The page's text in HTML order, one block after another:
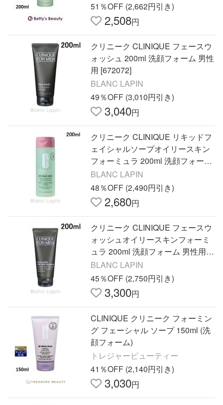
51％OFF (2,662円引き)
2,508円
クリニーク CLINIQUE フェースウ
ォッシュ 200ml 洗顔フォーム 男性
用 [672072]
BLANC LAPIN
49％OFF (3,010円引き)
3,040円
クリニーク CLINIQUE リキッドフ
ェイシャルソープオイリースキン
フォーミュラ 200ml 洗顔フォーム
[227685]
BLANC LAPIN
48％OFF (2,490円引き)
2,680円
クリニーク CLINIQUE フェースウ
ォッシュオイリースキンフォーミ
ュラ 200ml 洗顔フォーム 男性用 [1
20767]
BLANC LAPIN
45％OFF (2,750円引き)
3,300円
CLINIQUE クリニーク フォーミン
グ フェーシャル ソープ 150ml (洗
顔フォーム)
トレジャービューティー
41％OFF (2,140円引き)
3,030円